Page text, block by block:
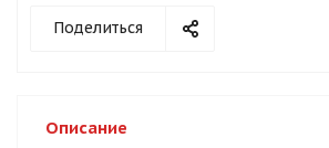
Поделиться
Описание